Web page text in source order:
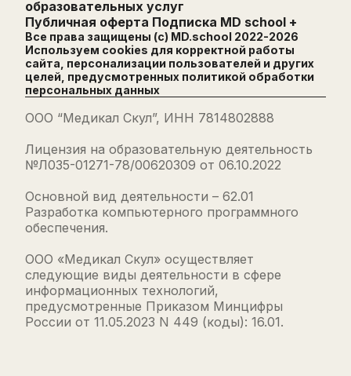
образовательных услуг
Публичная оферта Подписка MD school +
Все права защищены (с) MD.school 2022-2026
Используем cookies для корректной работы
сайта, персонализации пользователей и других
целей, предусмотренных политикой обработки
персональных данных
ООО “Медикал Скул”, ИНН 7814802888
Лицензия на образовательную деятельность
№Л035-01271-78/00620309 от 06.10.2022
Основной вид деятельности – 62.01
Разработка компьютерного программного
обеспечения.
ООО «Медикал Скул» осуществляет
следующие виды деятельности в сфере
информационных технологий,
предусмотренные Приказом Минцифры
России от 11.05.2023 N 449 (коды): 16.01.